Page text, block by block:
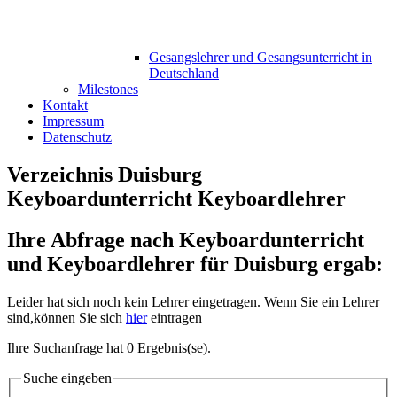
Gesangslehrer und Gesangsunterricht in
Deutschland
Milestones
Kontakt
Impressum
Datenschutz
Verzeichnis Duisburg
Keyboardunterricht Keyboardlehrer
Ihre Abfrage nach Keyboardunterricht
und Keyboardlehrer für Duisburg ergab:
Leider hat sich noch kein Lehrer eingetragen. Wenn Sie ein Lehrer
sind,können Sie sich hiereintragen
Ihre Suchanfrage hat 0 Ergebnis(se).
Suche eingeben